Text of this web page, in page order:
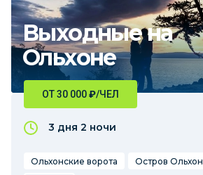
Выходные на
Ольхоне
ОТ 30 000₽/ЧЕЛ
3 дня 2 ночи
Ольхонские ворота Остров Ольхон